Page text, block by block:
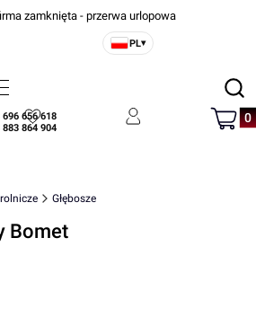
zamknięta - przerwa urlopowa
PL▾
Szukaj
696 656 618
883 864 904
Ulubione Zaloguj się Koszyk
Głębosze
Bomet